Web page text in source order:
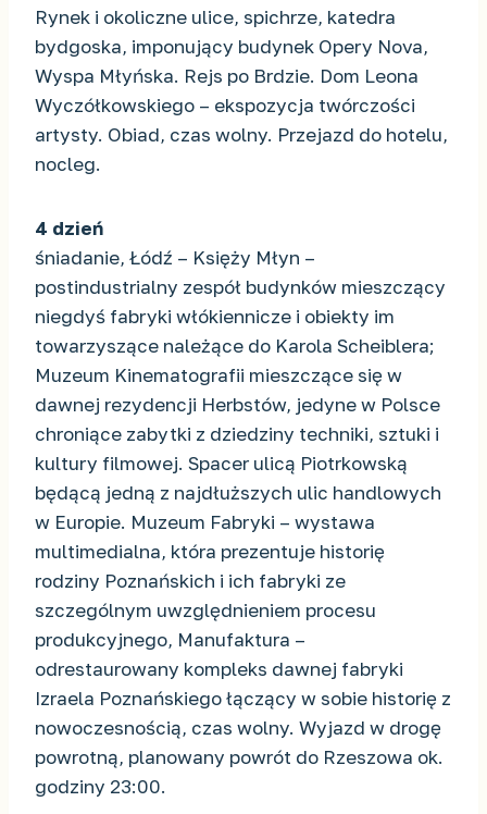
Rynek i okoliczne ulice, spichrze, katedra
bydgoska, imponujący budynek Opery Nova,
Wyspa Młyńska. Rejs po Brdzie. Dom Leona
Wyczółkowskiego – ekspozycja twórczości
artysty. Obiad, czas wolny. Przejazd do hotelu,
nocleg.
4 dzień
śniadanie, Łódź – Księży Młyn –
postindustrialny zespół budynków mieszczący
niegdyś fabryki włókiennicze i obiekty im
towarzyszące należące do Karola Scheiblera;
Muzeum Kinematografii mieszczące się w
dawnej rezydencji Herbstów, jedyne w Polsce
chroniące zabytki z dziedziny techniki, sztuki i
kultury filmowej. Spacer ulicą Piotrkowską
będącą jedną z najdłuższych ulic handlowych
w Europie. Muzeum Fabryki – wystawa
multimedialna, która prezentuje historię
rodziny Poznańskich i ich fabryki ze
szczególnym uwzględnieniem procesu
produkcyjnego, Manufaktura –
odrestaurowany kompleks dawnej fabryki
Izraela Poznańskiego łączący w sobie historię z
nowoczesnością, czas wolny. Wyjazd w drogę
powrotną, planowany powrót do Rzeszowa ok.
godziny 23:00.